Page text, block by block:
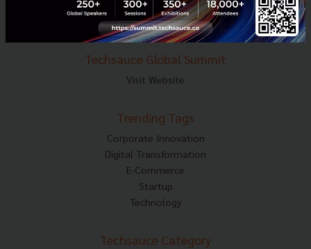
ส่งบทความ
Techsauce Global Summit
Visit Website
Trending Tags
Corporate Innovation
Digital Transformation
E-Commerce
Startup
Technology
Techsauce Category